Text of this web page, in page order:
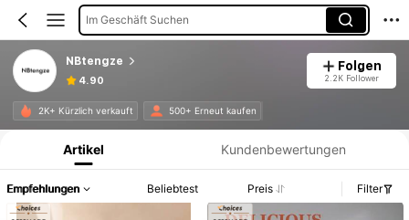
Im Geschäft Suchen
NBtengze
4.90
Folgen
2.2K Follower
2K+ Kürzlich verkauft 500+ Erneut kaufen
Produktinformation: Preisangabe, Verkaufs- und Lagerbestandsdetails.
Artikel Kundenbewertungen
Empfehlungen Beliebtest Preis Filter